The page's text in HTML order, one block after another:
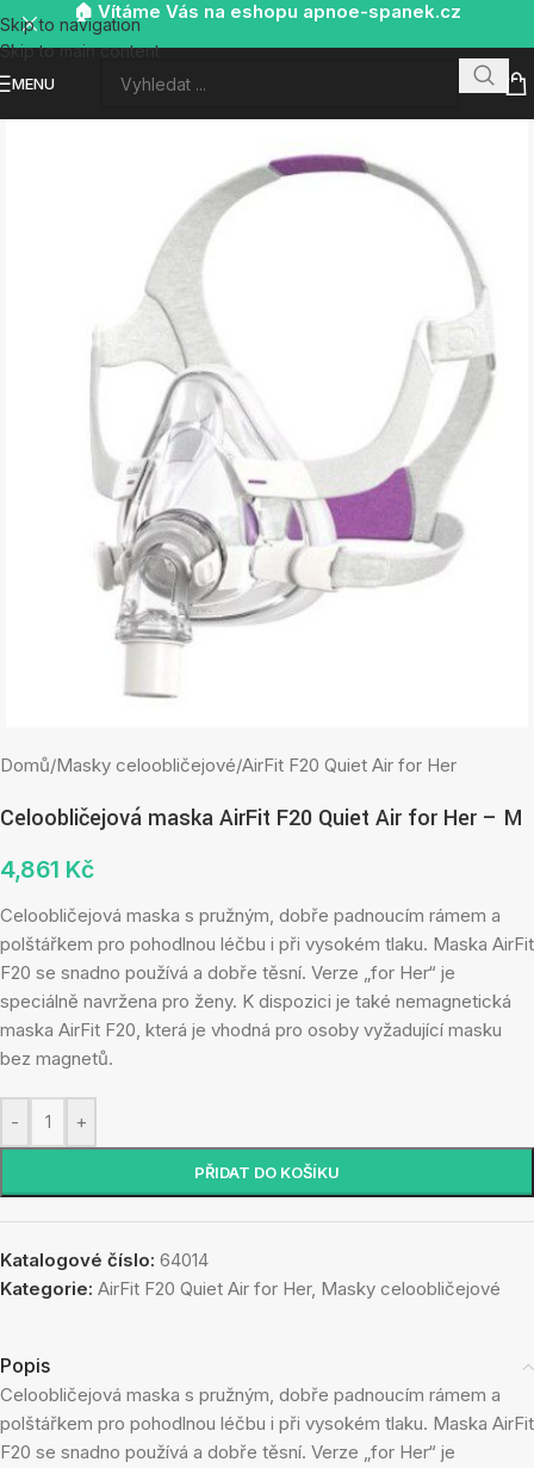
Skip to navigation
Skip to main content
🏠 Vítáme Vás na eshopu apnoe-spanek.cz
MENU
Domů/Masky celoobličejové/AirFit F20 Quiet Air for Her
Celoobličejová maska AirFit F20 Quiet Air for Her – M
4,861 Kč
Celoobličejová maska s pružným, dobře padnoucím rámem a
polštářkem pro pohodlnou léčbu i při vysokém tlaku. Maska AirFit
F20 se snadno používá a dobře těsní. Verze „for Her“ je
speciálně navržena pro ženy. K dispozici je také nemagnetická
maska AirFit F20, která je vhodná pro osoby vyžadující masku
bez magnetů.
- +
PŘIDAT DO KOŠÍKU
Katalogové číslo: 64014
Kategorie: AirFit F20 Quiet Air for Her, Masky celoobličejové
Popis
Celoobličejová maska s pružným, dobře padnoucím rámem a
polštářkem pro pohodlnou léčbu i při vysokém tlaku. Maska AirFit
F20 se snadno používá a dobře těsní. Verze „for Her“ je